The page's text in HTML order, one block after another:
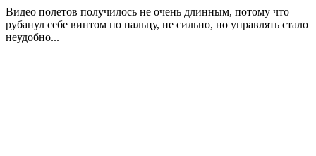
Видео полетов получилось не очень длинным, потому что
рубанул себе винтом по пальцу, не сильно, но управлять стало
неудобно...